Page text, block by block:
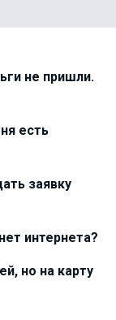
не пришли.
есть
заявку
интернета?
но на карту